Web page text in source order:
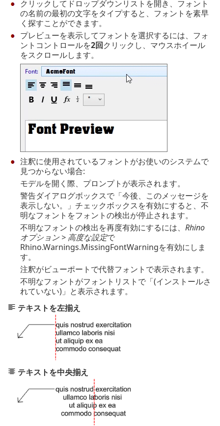
クリックしてドロップダウンリストを開き、フォント
の名前の最初の文字をタイプすると、フォントを素早
く探すことができます。
プレビューを表示してフォントを選択するには、フォ
ントコントロールを2回クリックし、マウスホイール
をスクロールします。
注釈に使用されているフォントがお使いのシステムで
見つからない場合:
モデルを開く際、プロンプトが表示されます。
警告ダイアログボックスで「今後、このメッセージを
表示しない。」チェックボックスを有効にすると、不
明なフォントをフォントの検出が停止されます。
不明なフォントの検出を再度有効にするには、 Rhino
オプション > 高度な設定で
Rhino.Warnings.MissingFontWarningを有効にしま
す。
注釈がビューポートで代替フォントで表示されます。
不明なフォントがフォントリストで「(インストールさ
れていない)」と表示されます。
テキストを左揃え
テキストを中央揃え